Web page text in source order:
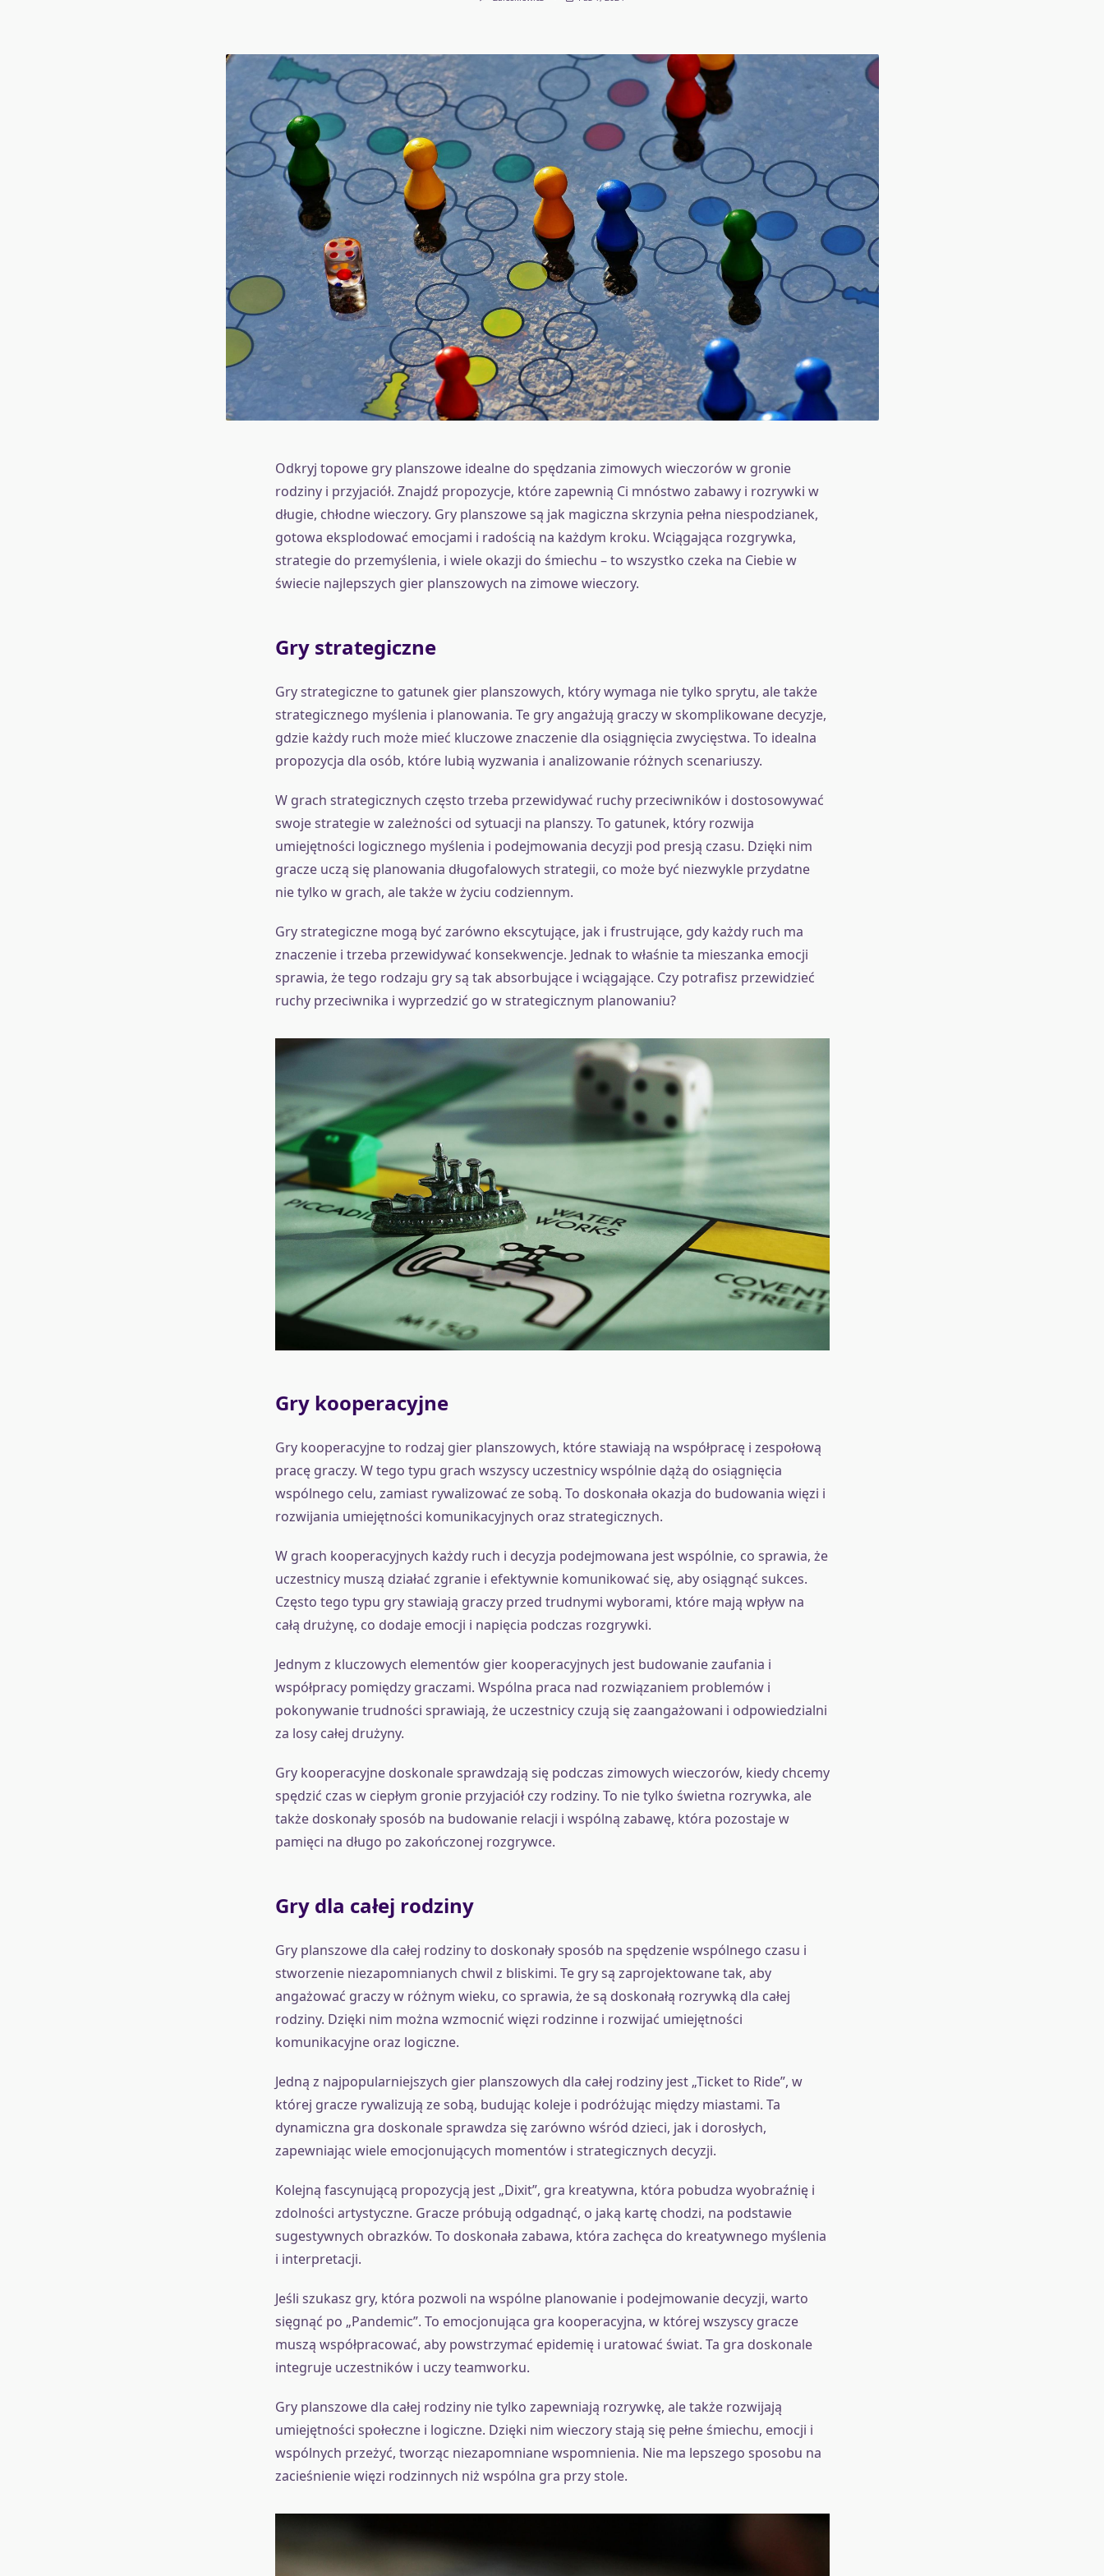
Odkryj topowe gry planszowe idealne do spędzania zimowych wieczorów w gronie
rodziny i przyjaciół. Znajdź propozycje, które zapewnią Ci mnóstwo zabawy i rozrywki w
długie, chłodne wieczory. Gry planszowe są jak magiczna skrzynia pełna niespodzianek,
gotowa eksplodować emocjami i radością na każdym kroku. Wciągająca rozgrywka,
strategie do przemyślenia, i wiele okazji do śmiechu – to wszystko czeka na Ciebie w
świecie najlepszych gier planszowych na zimowe wieczory.
Gry strategiczne
Gry strategiczne to gatunek gier planszowych, który wymaga nie tylko sprytu, ale także
strategicznego myślenia i planowania. Te gry angażują graczy w skomplikowane decyzje,
gdzie każdy ruch może mieć kluczowe znaczenie dla osiągnięcia zwycięstwa. To idealna
propozycja dla osób, które lubią wyzwania i analizowanie różnych scenariuszy.
W grach strategicznych często trzeba przewidywać ruchy przeciwników i dostosowywać
swoje strategie w zależności od sytuacji na planszy. To gatunek, który rozwija
umiejętności logicznego myślenia i podejmowania decyzji pod presją czasu. Dzięki nim
gracze uczą się planowania długofalowych strategii, co może być niezwykle przydatne
nie tylko w grach, ale także w życiu codziennym.
Gry strategiczne mogą być zarówno ekscytujące, jak i frustrujące, gdy każdy ruch ma
znaczenie i trzeba przewidywać konsekwencje. Jednak to właśnie ta mieszanka emocji
sprawia, że tego rodzaju gry są tak absorbujące i wciągające. Czy potrafisz przewidzieć
ruchy przeciwnika i wyprzedzić go w strategicznym planowaniu?
Gry kooperacyjne
Gry kooperacyjne to rodzaj gier planszowych, które stawiają na współpracę i zespołową
pracę graczy. W tego typu grach wszyscy uczestnicy wspólnie dążą do osiągnięcia
wspólnego celu, zamiast rywalizować ze sobą. To doskonała okazja do budowania więzi i
rozwijania umiejętności komunikacyjnych oraz strategicznych.
W grach kooperacyjnych każdy ruch i decyzja podejmowana jest wspólnie, co sprawia, że
uczestnicy muszą działać zgranie i efektywnie komunikować się, aby osiągnąć sukces.
Często tego typu gry stawiają graczy przed trudnymi wyborami, które mają wpływ na
całą drużynę, co dodaje emocji i napięcia podczas rozgrywki.
Jednym z kluczowych elementów gier kooperacyjnych jest budowanie zaufania i
współpracy pomiędzy graczami. Wspólna praca nad rozwiązaniem problemów i
pokonywanie trudności sprawiają, że uczestnicy czują się zaangażowani i odpowiedzialni
za losy całej drużyny.
Gry kooperacyjne doskonale sprawdzają się podczas zimowych wieczorów, kiedy chcemy
spędzić czas w ciepłym gronie przyjaciół czy rodziny. To nie tylko świetna rozrywka, ale
także doskonały sposób na budowanie relacji i wspólną zabawę, która pozostaje w
pamięci na długo po zakończonej rozgrywce.
Gry dla całej rodziny
Gry planszowe dla całej rodziny to doskonały sposób na spędzenie wspólnego czasu i
stworzenie niezapomnianych chwil z bliskimi. Te gry są zaprojektowane tak, aby
angażować graczy w różnym wieku, co sprawia, że są doskonałą rozrywką dla całej
rodziny. Dzięki nim można wzmocnić więzi rodzinne i rozwijać umiejętności
komunikacyjne oraz logiczne.
Jedną z najpopularniejszych gier planszowych dla całej rodziny jest „Ticket to Ride”, w
której gracze rywalizują ze sobą, budując koleje i podróżując między miastami. Ta
dynamiczna gra doskonale sprawdza się zarówno wśród dzieci, jak i dorosłych,
zapewniając wiele emocjonujących momentów i strategicznych decyzji.
Kolejną fascynującą propozycją jest „Dixit”, gra kreatywna, która pobudza wyobraźnię i
zdolności artystyczne. Gracze próbują odgadnąć, o jaką kartę chodzi, na podstawie
sugestywnych obrazków. To doskonała zabawa, która zachęca do kreatywnego myślenia
i interpretacji.
Jeśli szukasz gry, która pozwoli na wspólne planowanie i podejmowanie decyzji, warto
sięgnąć po „Pandemic”. To emocjonująca gra kooperacyjna, w której wszyscy gracze
muszą współpracować, aby powstrzymać epidemię i uratować świat. Ta gra doskonale
integruje uczestników i uczy teamworku.
Gry planszowe dla całej rodziny nie tylko zapewniają rozrywkę, ale także rozwijają
umiejętności społeczne i logiczne. Dzięki nim wieczory stają się pełne śmiechu, emocji i
wspólnych przeżyć, tworząc niezapomniane wspomnienia. Nie ma lepszego sposobu na
zacieśnienie więzi rodzinnych niż wspólna gra przy stole.